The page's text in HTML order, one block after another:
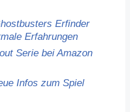
Erfinder
Erfahrungen
Serie bei Amazon
Infos zum Spiel